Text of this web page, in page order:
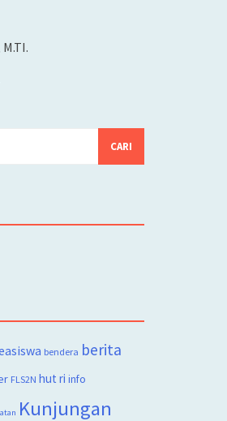
bendera berita
FLS2N hut ri info
Kunjungan